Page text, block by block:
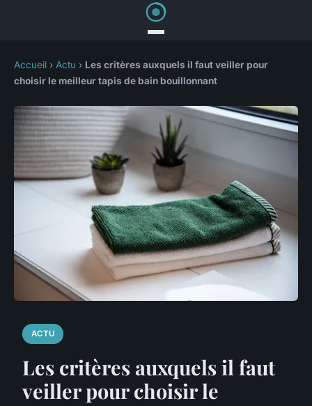
Accueil › Actu › Les critères auxquels il faut veiller pour
choisir le meilleur tapis de bain bouillonnant
ACTU
Les critères auxquels il faut
veiller pour choisir le